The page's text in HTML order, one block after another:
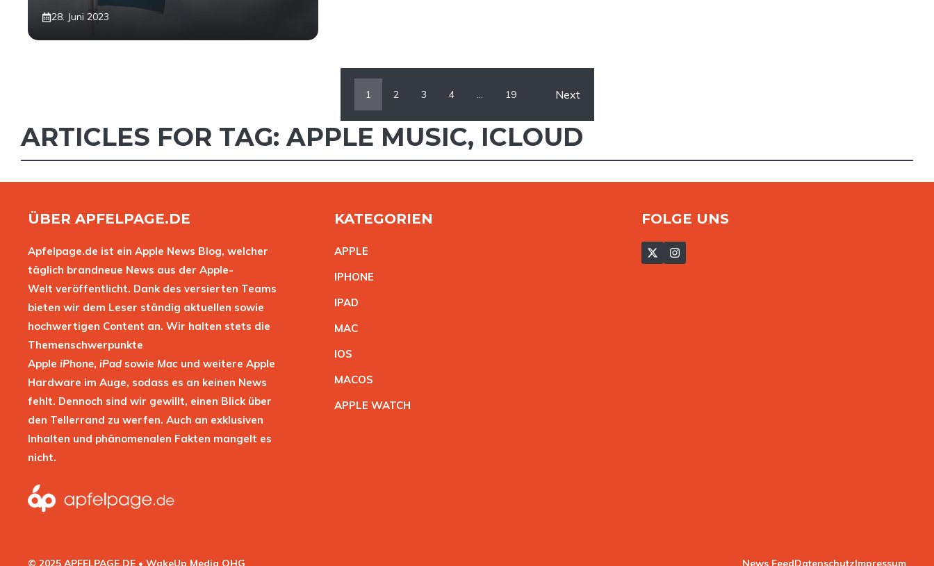
28. Juni 2023
1 2 3 4 … 19 Next
ARTICLES FOR TAG:APPLE MUSIC, ICLOUD
ÜBER APFELPAGE.DE
Apfelpage.de ist ein Apple News Blog, welcher
täglich brandneue News aus der Apple-
Welt veröffentlicht. Dank des versierten Teams
bieten wir dem Leser ständig aktuellen sowie
hochwertigen Content an. Wir halten stets die
Themenschwerpunkte
Apple iPhone, iPad sowie Mac und weitere Apple
Hardware im Auge, sodass es an keinen News
fehlt. Dennoch sind wir gewillt, einen Blick über
den Tellerrand zu werfen. Auch an exklusiven
Inhalten und phänomenalen Fakten mangelt es
nicht.
KATEGORIEN
APPLE
IPHONE
IPAD
MAC
IOS
MACOS
APPLE WATCH
FOLGE UNS
© 2025 APFELPAGE.DE • WakeUp Media OHG News FeedDatenschutzImpressum